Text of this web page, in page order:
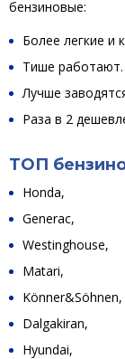
бензиновые:
Более легкие и
Тише работают.
Лучше
Раза в 2
ТОП
Honda,
Generac,
Westinghouse,
Matari,
Könner&Söhnen,
Dalgakiran,
Hyundai,